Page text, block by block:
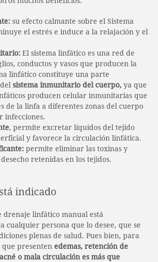
su efecto calmante sobre el Sistema
el estrés e induce a la relajación y el
El sistema linfático es una red de
conductos y vasos que producen la
linfático constituye una parte
sistema inmunitario del cuerpo, ya que
producen celular inmunitarias que
de la linfa a diferentes zonas del cuerpo
infecciones.
, permite excretar líquidos del tejido
y favorece la circulación linfática.
permite eliminar las toxinas y
retenidas en los tejidos.
indicado
drenaje linfático manual está
cualquier persona que lo desee, que se
plenas de salud. Pues bien, para
que presenten edemas, retención de
o mala circulación es más que